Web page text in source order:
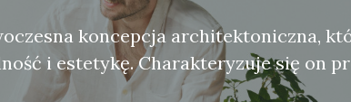
koncepcja architektoniczna,
i estetykę. Charakteryzuje się on